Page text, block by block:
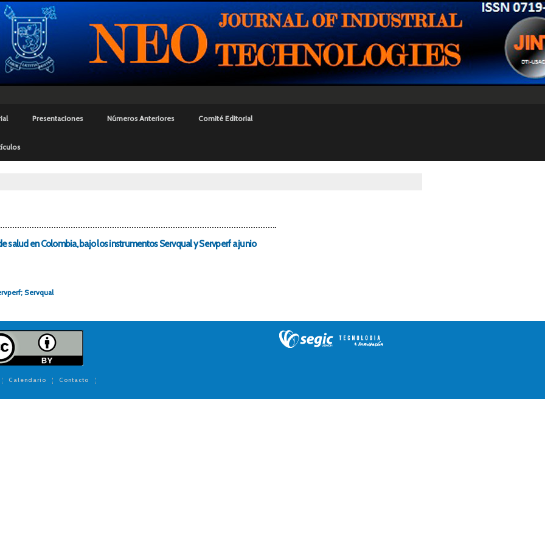
contenido
principal
Presentaciones Números Anteriores Comité Editorial
salud en Colombia, bajo los instrumentos Servqual y Servperf a junio
Servqual
Calendario Contacto